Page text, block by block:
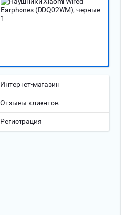
Интернет-магазин
Отзывы клиентов
Регистрация